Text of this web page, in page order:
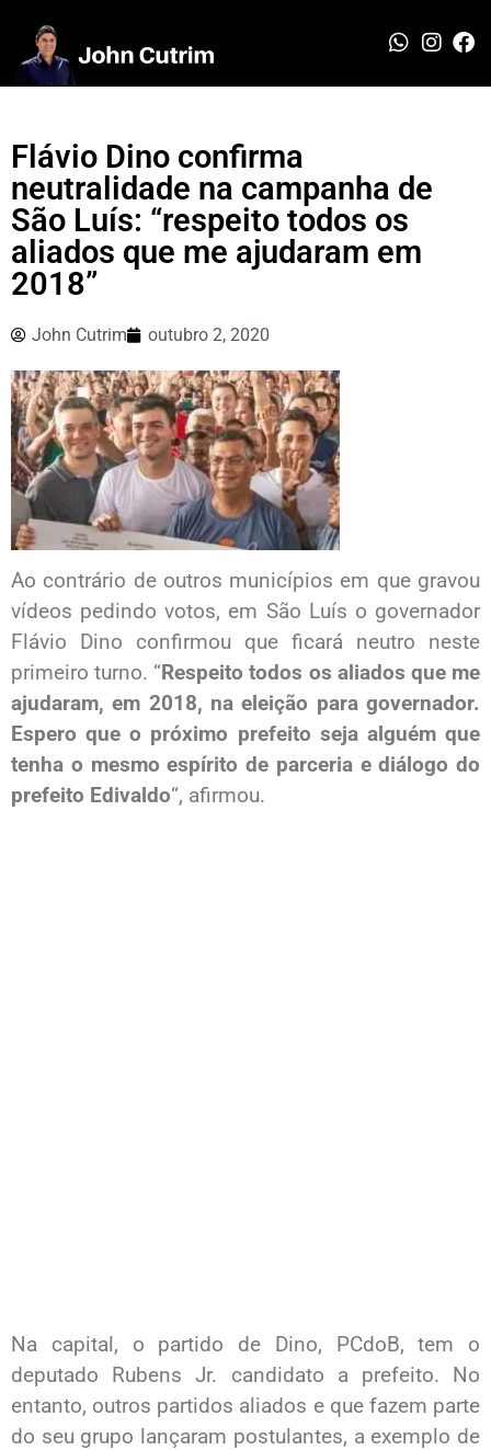
Flávio Dino confirma
neutralidade na campanha de
São Luís: “respeito todos os
aliados que me ajudaram em
2018”
John Cutrim outubro 2, 2020
Ao contrário de outros municípios em que gravou
vídeos pedindo votos, em São Luís o governador
Flávio Dino confirmou que ficará neutro neste
primeiro turno. “Respeito todos os aliados que me
ajudaram, em 2018, na eleição para governador.
Espero que o próximo prefeito seja alguém que
tenha o mesmo espírito de parceria e diálogo do
prefeito Edivaldo“, afirmou.
Na capital, o partido de Dino, PCdoB, tem o
deputado Rubens Jr. candidato a prefeito. No
entanto, outros partidos aliados e que fazem parte
do seu grupo lançaram postulantes, a exemplo de